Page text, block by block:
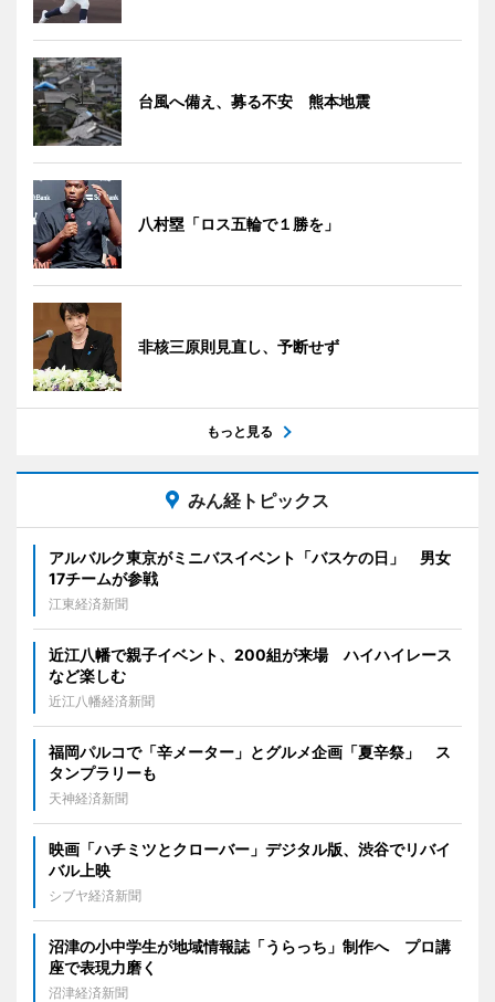
台風へ備え、募る不安 熊本地震
八村塁「ロス五輪で１勝を」
非核三原則見直し、予断せず
もっと見る
みん経トピックス
アルバルク東京がミニバスイベント「バスケの日」 男女
17チームが参戦
江東経済新聞
近江八幡で親子イベント、200組が来場 ハイハイレース
など楽しむ
近江八幡経済新聞
福岡パルコで「辛メーター」とグルメ企画「夏辛祭」 ス
タンプラリーも
天神経済新聞
映画「ハチミツとクローバー」デジタル版、渋谷でリバイ
バル上映
シブヤ経済新聞
沼津の小中学生が地域情報誌「うらっち」制作へ プロ講
座で表現力磨く
沼津経済新聞